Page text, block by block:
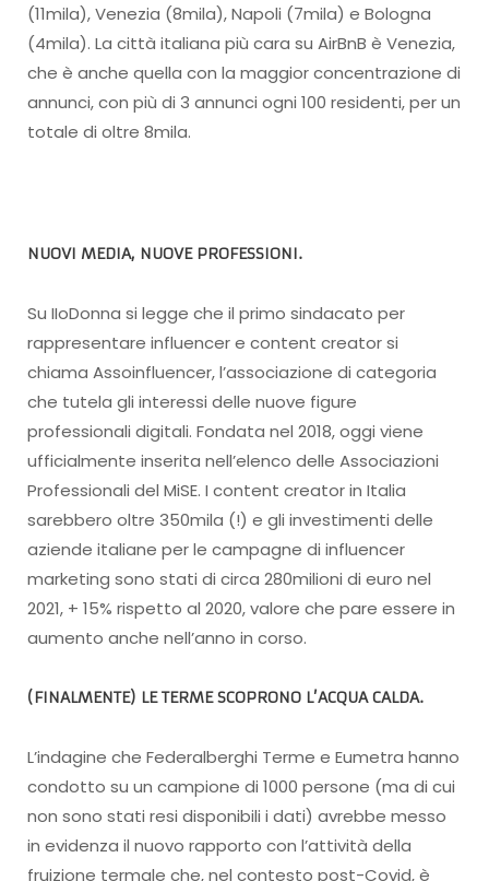
(11mila), Venezia (8mila), Napoli (7mila) e Bologna
(4mila). La città italiana più cara su AirBnB è Venezia,
che è anche quella con la maggior concentrazione di
annunci, con più di 3 annunci ogni 100 residenti, per un
totale di oltre 8mila.
NUOVI MEDIA, NUOVE PROFESSIONI.
Su IIoDonna si legge che il primo sindacato per
rappresentare influencer e content creator si
chiama Assoinfluencer, l’associazione di categoria
che tutela gli interessi delle nuove figure
professionali digitali. Fondata nel 2018, oggi viene
ufficialmente inserita nell’elenco delle Associazioni
Professionali del MiSE. I content creator in Italia
sarebbero oltre 350mila (!) e gli investimenti delle
aziende italiane per le campagne di influencer
marketing sono stati di circa 280milioni di euro nel
2021, + 15% rispetto al 2020, valore che pare essere in
aumento anche nell’anno in corso.
(FINALMENTE) LE TERME SCOPRONO L’ACQUA CALDA.
L’indagine che Federalberghi Terme e Eumetra hanno
condotto su un campione di 1000 persone (ma di cui
non sono stati resi disponibili i dati) avrebbe messo
in evidenza il nuovo rapporto con l’attività della
fruizione termale che, nel contesto post-Covid, è